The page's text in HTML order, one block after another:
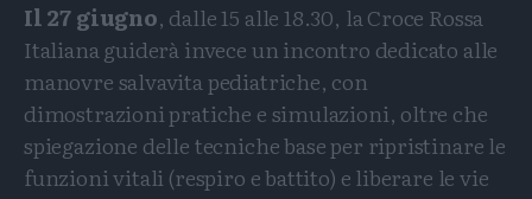
Il 27 giugno, dalle 15 alle 18.30, la Croce Rossa
Italiana guiderà invece un incontro dedicato alle
manovre salvavita pediatriche, con
dimostrazioni pratiche e simulazioni, oltre che
spiegazione delle tecniche base per ripristinare le
funzioni vitali (respiro e battito) e liberare le vie